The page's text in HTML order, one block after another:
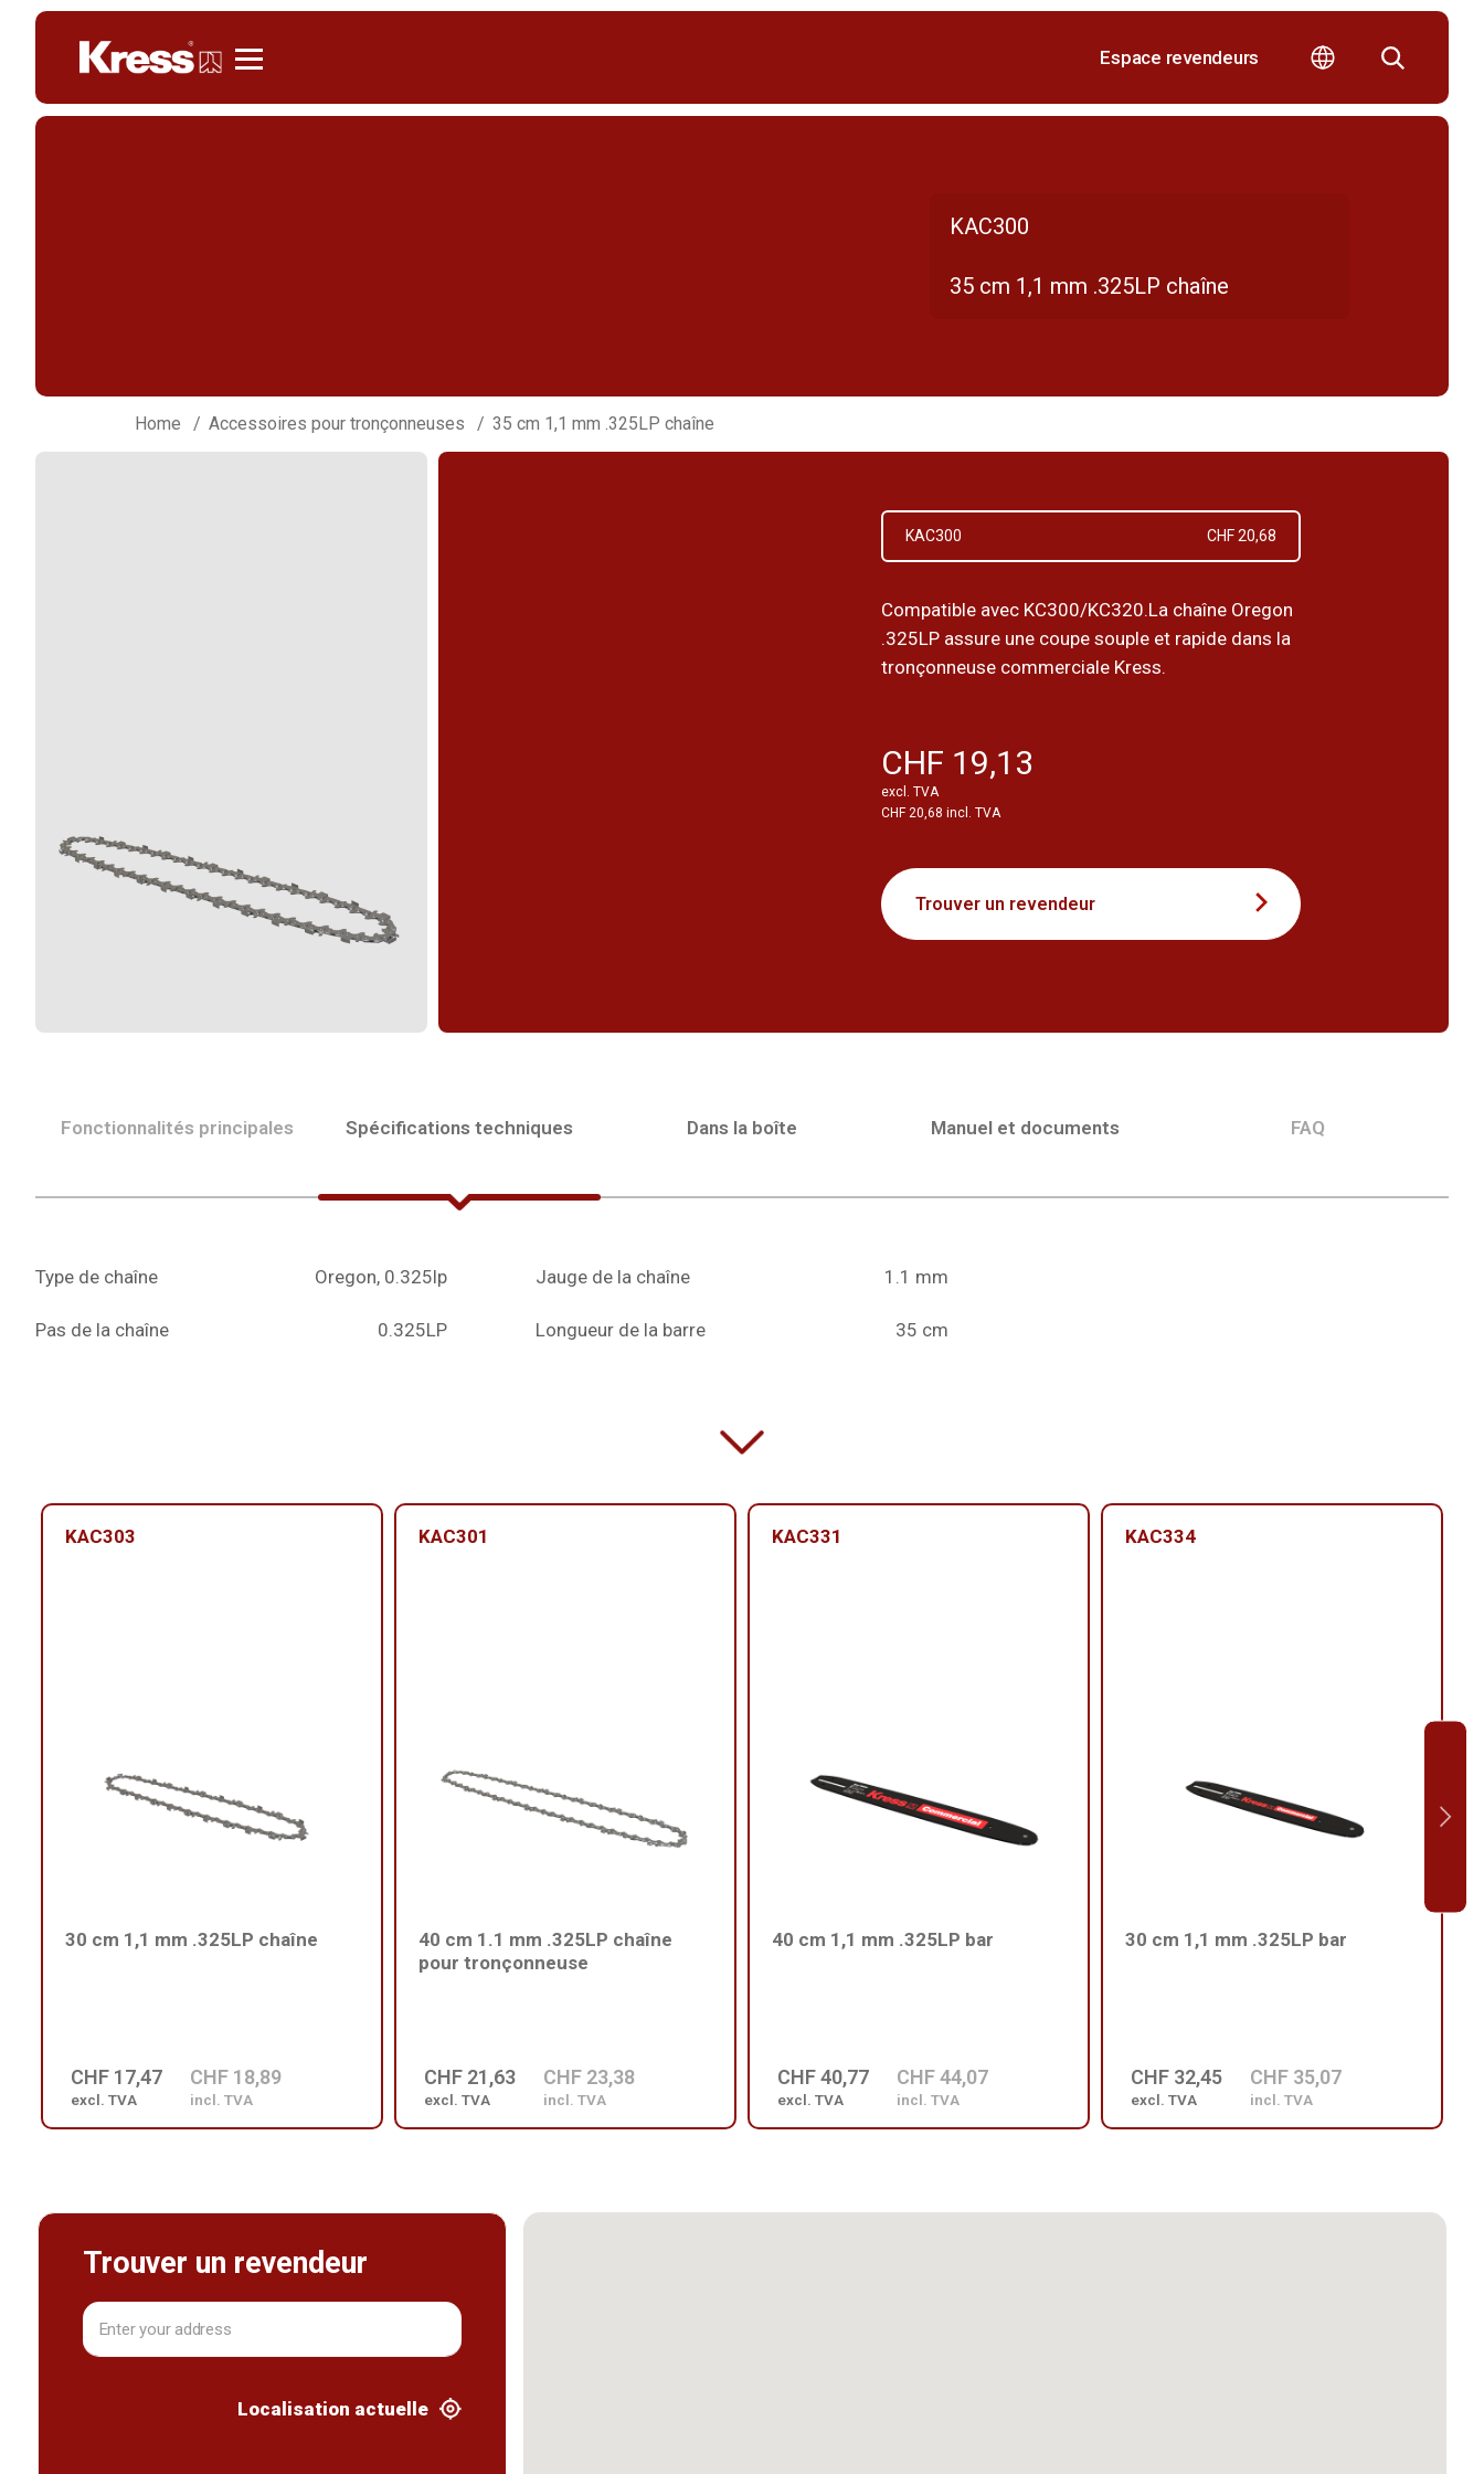
Espace revendeurs
KAC300
35 cm 1,1 mm .325LP chaîne
Home Accessoires pour tronçonneuses 35 cm 1,1 mm .325LP chaîne
KAC300 CHF 20,68
Compatible avec KC300/KC320.La chaîne Oregon
.325LP assure une coupe souple et rapide dans la
tronçonneuse commerciale Kress.
CHF 19,13
excl. TVA
CHF 20,68 incl. TVA
Trouver un revendeur
Fonctionnalités principales Spécifications techniques Dans la boîte Manuel et documents FAQ
Type de chaîne Oregon, 0.325lp
Pas de la chaîne 0.325LP
Jauge de la chaîne 1.1 mm
Longueur de la barre 35 cm
KAC303
30 cm 1,1 mm .325LP chaîne
CHF 17,47
excl. TVA
CHF 18,89
incl. TVA
KAC301
40 cm 1.1 mm .325LP chaîne
pour tronçonneuse
CHF 21,63
excl. TVA
CHF 23,38
incl. TVA
KAC331
40 cm 1,1 mm .325LP bar
CHF 40,77
excl. TVA
CHF 44,07
incl. TVA
KAC334
30 cm 1,1 mm .325LP bar
CHF 32,45
excl. TVA
CHF 35,07
incl. TVA
Trouver un revendeur
Localisation actuelle